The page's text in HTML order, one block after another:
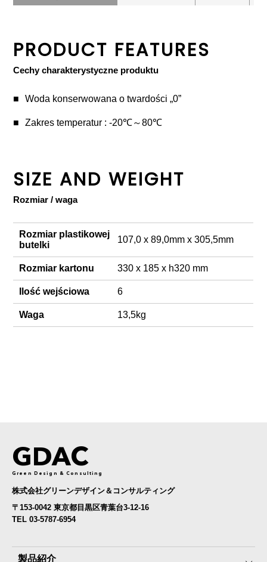
PRODUCT FEATURES
Cechy charakterystyczne produktu
Woda konserwowana o twardości „0”
Zakres temperatur : -20℃～80℃
SIZE AND WEIGHT
Rozmiar / waga
Rozmiar plastikowej
butelki
107,0 x 89,0mm x 305,5mm
Rozmiar kartonu 330 x 185 x h320 mm
Ilość wejściowa 6
Waga 13,5kg
GDAC
Green Design & Consulting
株式会社グリーンデザイン＆コンサルティング
〒153-0042 東京都目黒区青葉台3-12-16
TEL 03-5787-6954
製品紹介